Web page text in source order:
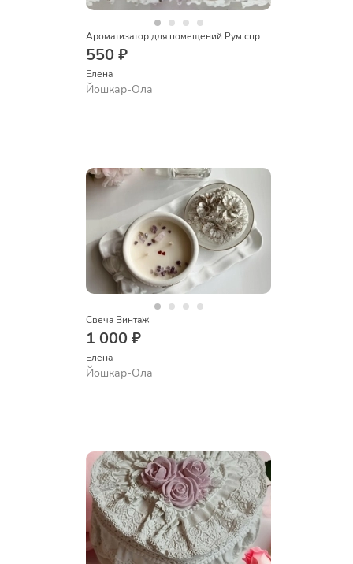
Ароматизатор для помещений Рум спрей 30 мл
550 ₽
Елена
Йошкар-Ола
Свеча Винтаж
1 000 ₽
Елена
Йошкар-Ола